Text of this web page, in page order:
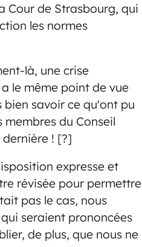
Cour de Strasbourg, qui
les normes
là, une crise
le même point de vue
bien savoir ce qu'ont pu
du Conseil
! [?]
expresse et
révisée pour permettre
pas le cas, nous
seraient prononcées
de plus, que nous ne